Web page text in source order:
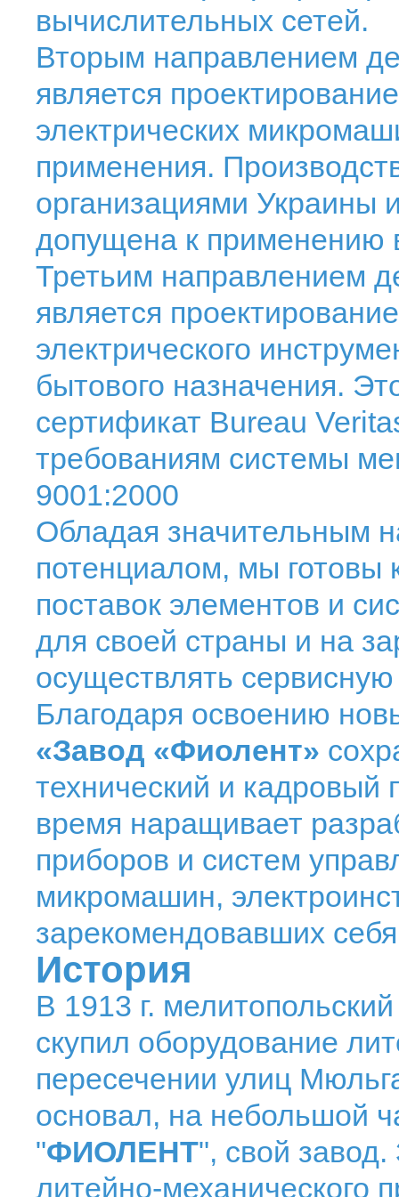
вычислительных сетей.
Вторым направлением
является
электрических
применения.
организациями Украины
допущена к применению
Третьим направлением
является
электрического
бытового назначения.
сертификат Bureau
требованиям системы
9001:2000
Обладая значительным
потенциалом, мы готовы
поставок элементов и
для своей страны и на
осуществлять
Благодаря освоению
«Завод «Фиолент»
технический и кадровый
время наращивает
приборов и систем
микромашин,
зарекомендовавших
История
В 1913 г.
скупил оборудование
пересечении улиц
основал, на небольшой
"ФИОЛЕНТ", свой
литейно-механического